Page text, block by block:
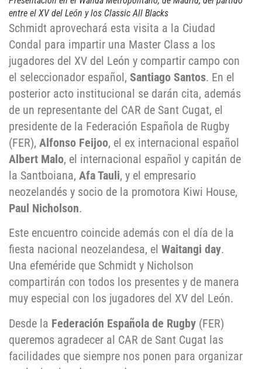
entre el XV del León y los Classic All Blacks
Schmidt aprovechará esta visita a la Ciudad
Condal para impartir una Master Class a los
jugadores del XV del León y compartir campo con
el seleccionador español, Santiago Santos. En el
posterior acto institucional se darán cita, además
de un representante del CAR de Sant Cugat, el
presidente de la Federación Española de Rugby
(FER), Alfonso Feijoo, el ex internacional español
Albert Malo, el internacional español y capitán de
la Santboiana, Afa Tauli, y el empresario
neozelandés y socio de la promotora Kiwi House,
Paul Nicholson.
Este encuentro coincide además con el día de la
fiesta nacional neozelandesa, el Waitangi day.
Una efeméride que Schmidt y Nicholson
compartirán con todos los presentes y de manera
muy especial con los jugadores del XV del León.
Desde la Federación Española de Rugby (FER)
queremos agradecer al CAR de Sant Cugat las
facilidades que siempre nos ponen para organizar